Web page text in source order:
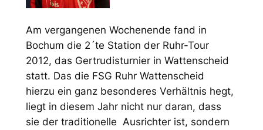
Am vergangenen Wochenende fand in
Bochum die 2´te Station der Ruhr-Tour
2012, das Gertrudisturnier in Wattenscheid
statt. Das die FSG Ruhr Wattenscheid
hierzu ein ganz besonderes Verhältnis hegt,
liegt in diesem Jahr nicht nur daran, dass
sie der traditionelle Ausrichter ist, sondern